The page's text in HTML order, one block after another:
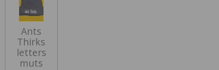
Ants
Thirks
letters
muts